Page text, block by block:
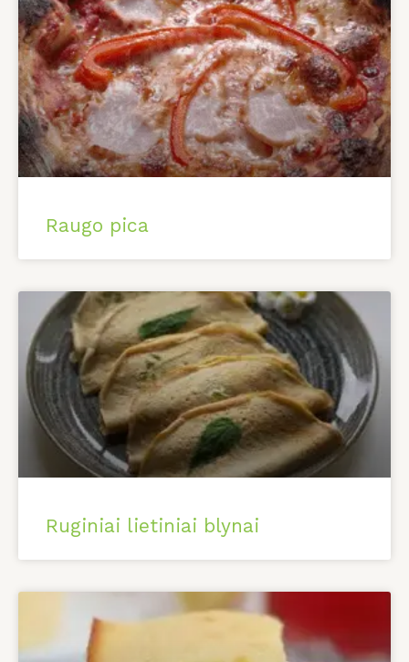
Raugo pica
Ruginiai lietiniai blynai